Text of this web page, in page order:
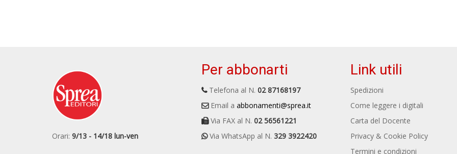
Orari: 9/13 - 14/18 lun-ven
Per abbonarti
Telefona al N. 02 87168197
Email a abbonamenti@sprea.it
Via FAX al N. 02 56561221
Via WhatsApp al N. 329 3922420
Link utili
Spedizioni
Come leggere i digitali
Carta del Docente
Privacy & Cookie Policy
Termini e condizioni